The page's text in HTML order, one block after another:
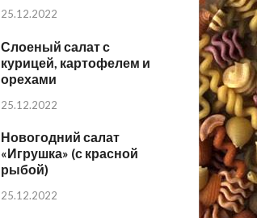
25.12.2022
Слоеный салат с
курицей, картофелем и
орехами
25.12.2022
Новогодний салат
«Игрушка» (с красной
рыбой)
25.12.2022